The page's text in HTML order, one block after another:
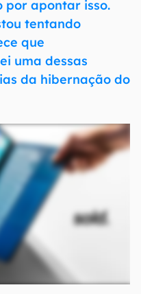
por apontar isso.
tentando
que
uma dessas
da hibernação do